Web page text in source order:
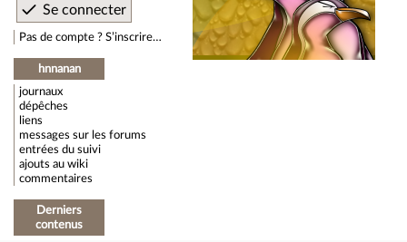
Pas de compte ? S’inscrire…
hnnanan
journaux
dépêches
liens
messages sur les forums
entrées du suivi
ajouts au wiki
commentaires
Derniers
contenus